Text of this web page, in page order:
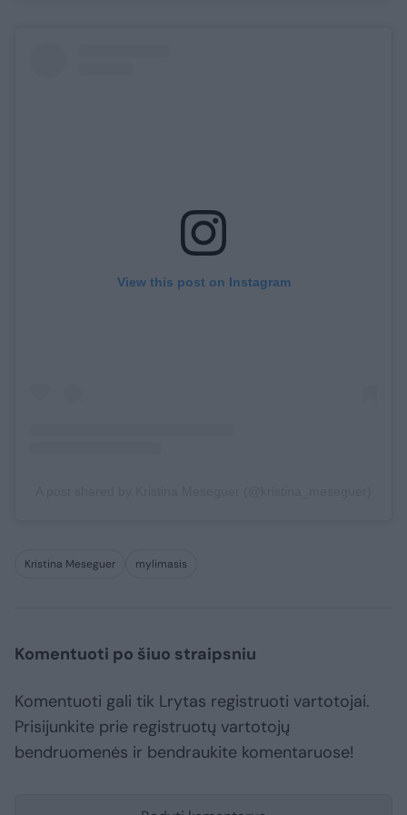
View this post on Instagram
Kristina Meseguer mylimasis
Komentuoti po šiuo straipsniu
Komentuoti gali tik Lrytas registruoti vartotojai.
Prisijunkite prie registruotų vartotojų
bendruomenės ir bendraukite komentaruose!